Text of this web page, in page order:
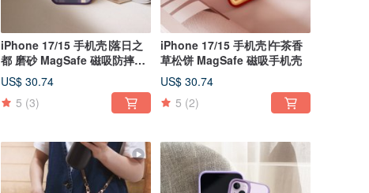
iPhone 17/15 手机壳∣落日之
都 磨砂 MagSafe 磁吸防摔手
机壳
US$ 30.74
5 (3)
iPhone 17/15 手机壳∣午茶香
草松饼 MagSafe 磁吸手机壳
US$ 30.74
5 (2)